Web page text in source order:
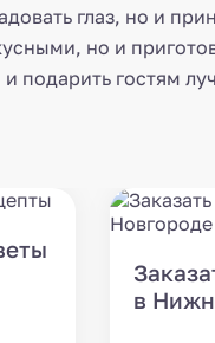
глаз, но и
но и
подарить гостям
в